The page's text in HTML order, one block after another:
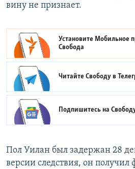
вину не признает.
Установите Мобильное
Свобода
Читайте Свободу в
Подпишитесь на
Пол Уилан был задержан 28
версии следствия, он получил